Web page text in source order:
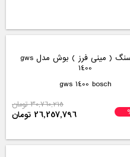
مینی فرز نک مدل 1212AG
1212AG NEK
ناموجود
مینی فرز نک مدل 8215AG